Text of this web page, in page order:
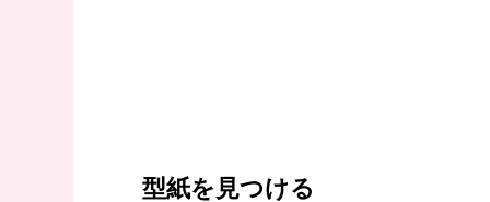
型紙を見つける